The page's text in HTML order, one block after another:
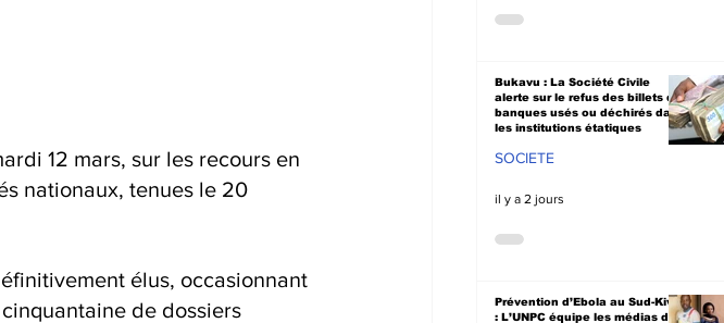
12 mars, sur les recours en
nationaux, tenues le 20
élus, occasionnant
de dossiers
Bukavu : La Société Civile
alerte sur le refus des billets de
banques usés ou déchirés dans
les institutions étatiques
SOCIETE
il y a 2 jours
Prévention d’Ebola au Sud-Kivu
: L’UNPC équipe les médias de